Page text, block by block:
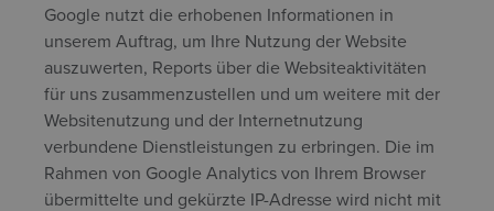
Google nutzt die erhobenen Informationen in
unserem Auftrag, um Ihre Nutzung der Website
auszuwerten, Reports über die Websiteaktivitäten
für uns zusammenzustellen und um weitere mit der
Websitenutzung und der Internetnutzung
verbundene Dienstleistungen zu erbringen. Die im
Rahmen von Google Analytics von Ihrem Browser
übermittelte und gekürzte IP-Adresse wird nicht mit